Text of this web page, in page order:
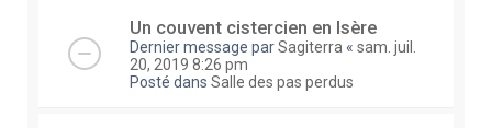
Un couvent cistercien en Isère
Dernier message parSagiterra « sam. juil.
20, 2019 8:26 pm
Posté dans Salle des pas perdus